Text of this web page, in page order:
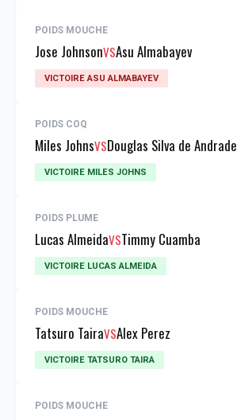
POIDS MOUCHE
Jose JohnsonVSAsu Almabayev
VICTOIRE ASU ALMABAYEV
POIDS COQ
Miles JohnsVSDouglas Silva de Andrade
VICTOIRE MILES JOHNS
POIDS PLUME
Lucas AlmeidaVSTimmy Cuamba
VICTOIRE LUCAS ALMEIDA
POIDS MOUCHE
Tatsuro TairaVSAlex Perez
VICTOIRE TATSURO TAIRA
POIDS MOUCHE